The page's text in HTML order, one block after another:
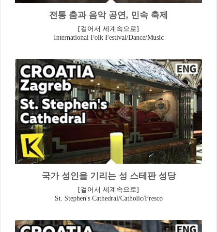
전통 춤과 음악 공연, 민속 축제
[걸어서 세계속으로]
International Folk Festival/Dance/Music
국가 성인을 기리는 성 스테판 성당
[걸어서 세계속으로]
St. Stephen's Cathedral/Catholic/Fresco